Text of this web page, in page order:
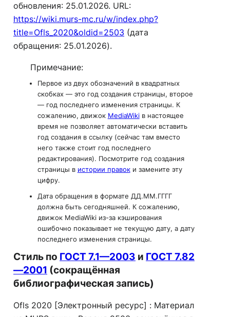
обновления: 25.01.2026. URL:
https://wiki.murs-mc.ru/w/index.php?
title=Ofls_2020&oldid=2503 (дата
обращения: 25.01.2026).
Примечание:
Первое из двух обозначений в квадратных
скобках — это год созданиястраницы, второе
— год последнего изменениястраницы. К
сожалению, движок MediaWikiв настоящее
время не позволяет автоматически вставить
год созданияв ссылку (сейчас там вместо
него также стоит год последнего
редактирования). Посмотрите год создания
страницы в истории правоки замените эту
цифру.
Дата обращенияв формате ДД.ММ.ГГГГ
должна быть сегодняшней. К сожалению,
движок MediaWiki из-за кэширования
ошибочно показывает не текущую дату, а дату
последнего изменения страницы.
Стиль по ГОСТ 7.1—2003 и ГОСТ 7.82
—2001 (сокращённая
библиографическая запись)
Ofls 2020 [Электронный ресурс] : Материал